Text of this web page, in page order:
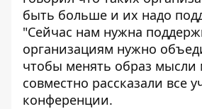
быть больше и их надо
"Сейчас нам нужна
организациям нужно
чтобы менять образ мысли
совместно рассказали все
конференции.